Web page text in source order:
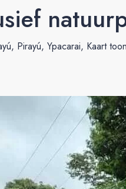
Pirayú, Ypacarai, Kaart